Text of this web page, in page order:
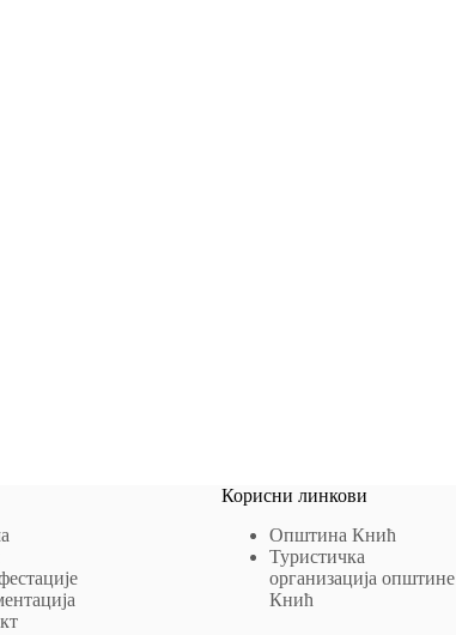
Корисни линкови
Општина Кнић
Туристичка
организација општине
Кнић